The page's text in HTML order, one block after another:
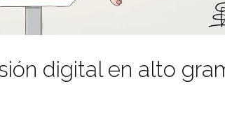
digital en alto